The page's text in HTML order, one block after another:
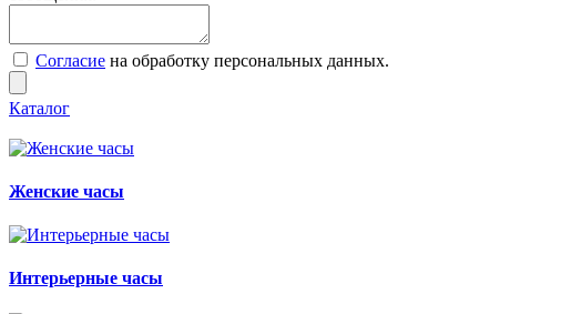
Согласие на обработку персональных данных.
Каталог
Женские часы
Интерьерные часы